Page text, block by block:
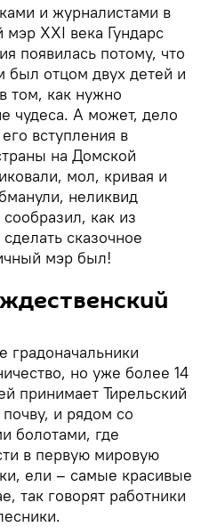
и журналистами в
XXI века Гундарс
появилась потому, что
был отцом двух детей и
том, как нужно
чудеса. А может, дело
вступления в
на Домской
мол, кривая и
неликвид
как из
сказочное
мэр был!
градоначальники
но уже более 14
принимает Тирельский
и рядом со
болотами, где
в первую мировую
ели – самые красивые
так говорят работники